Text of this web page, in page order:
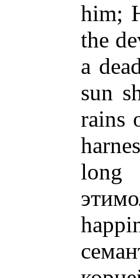
him;
the
a
sun
rains
long